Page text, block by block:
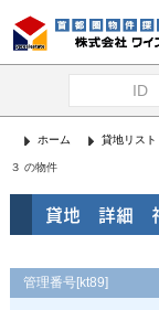
ホーム 貸地リスト
３ の物件
貸地 詳細
管理番号[kt89]